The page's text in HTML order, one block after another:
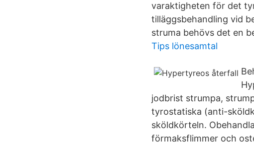
varaktigheten för det
tilläggsbehandling vid
struma behövs det en
Tips lönesamtal
jodbrist strumpa,
tyrostatiska (anti-
sköldkörteln.
förmaksflimmer och